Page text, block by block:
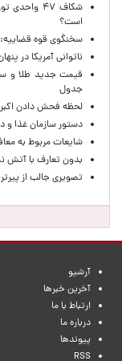
شکاف ۴۷
است؟
سخنگوی قوه قضاییه:
ناتوانی آمریکا در
جدول
لحظه‌ فحش دادن
دستور سازمان غذا و دارو برای
شایعات مربوط به
بدون تعارف با آتش
تصویری جالب از پیرترین
آرشیو
آخرین خبرها
ارتباط با ما
درباره ما
پیوندها
RSS